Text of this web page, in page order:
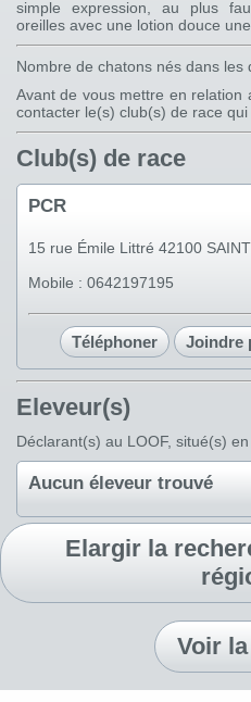
simple expression, au plus
oreilles avec une lotion douce
Nombre de chatons nés dans les
Avant de vous mettre en relation
contacter le(s) club(s) de race qui
Club(s) de race
PCR
15 rue Émile Littré 42100
Mobile : 0642197195
Téléphoner Joindre
Eleveur(s)
Déclarant(s) au LOOF, situé(s)
Aucun éleveur trouvé
Elargir la
Voir